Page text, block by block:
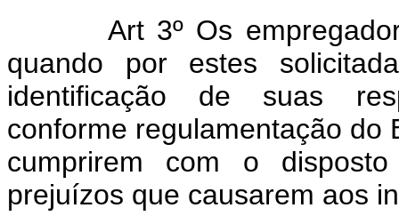
Art 3º Os
quando por estes
identificação de suas
conforme regulamentação do
cumprirem com o
prejuízos que causarem aos